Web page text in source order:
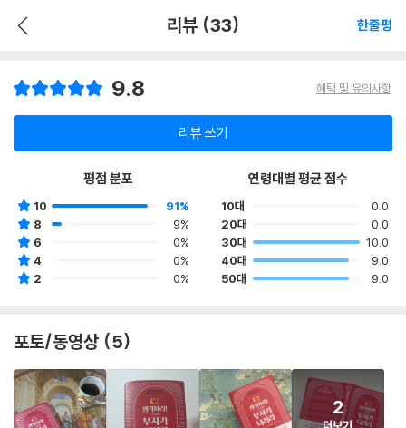
리뷰 (33) 한줄평
9.8 혜택 및 유의사항
리뷰 쓰기
평점 분포
10
91%
8
9%
6
0%
4
0%
2
0%
연령대별 평균 점수
10대
0.0
20대
0.0
30대
10.0
40대
9.0
50대
9.0
포토/동영상 (5)
2